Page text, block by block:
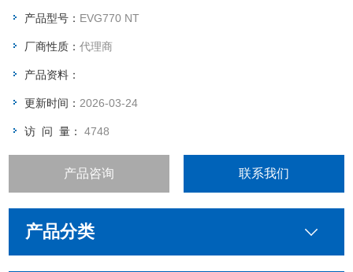
效地制造晶圆级光学器件制造或EVG的SmartNIL工艺所需的母
产品型号： EVG770 NT
厂商性质：代理商
产品资料：
更新时间： 2026-03-24
访 问 量：4748
产品咨询 联系我们
产品分类